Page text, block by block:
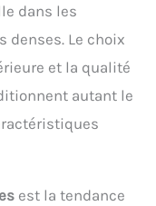
dans les
denses. Le choix
et la qualité
autant le
est la tendance